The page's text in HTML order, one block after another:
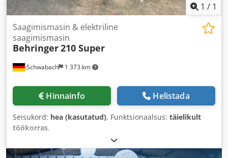
1 / 1
Schwabach 1 373 km
Saagimismasin & elektriline
saagimismasin
Behringer210 Super
Hinnainfo Helistada
Seisukord: hea (kasutatud), Funktsionaalsus: täielikult
töökorras,